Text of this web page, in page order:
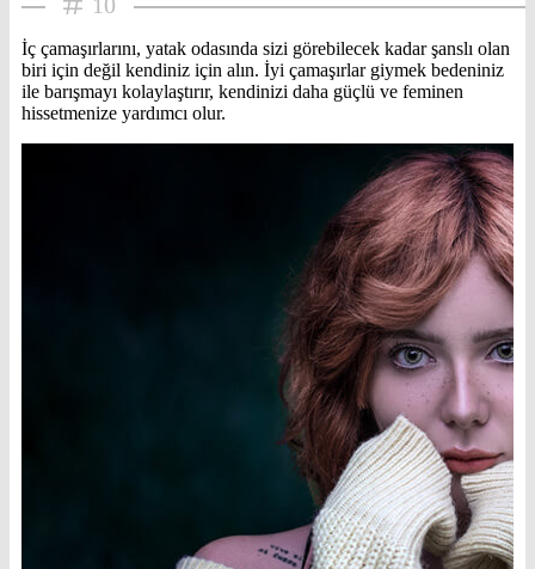
İç çamaşırlarını, yatak odasında sizi görebilecek kadar şanslı olan
biri için değil kendiniz için alın. İyi çamaşırlar giymek bedeniniz
ile barışmayı kolaylaştırır, kendinizi daha güçlü ve feminen
hissetmenize yardımcı olur.